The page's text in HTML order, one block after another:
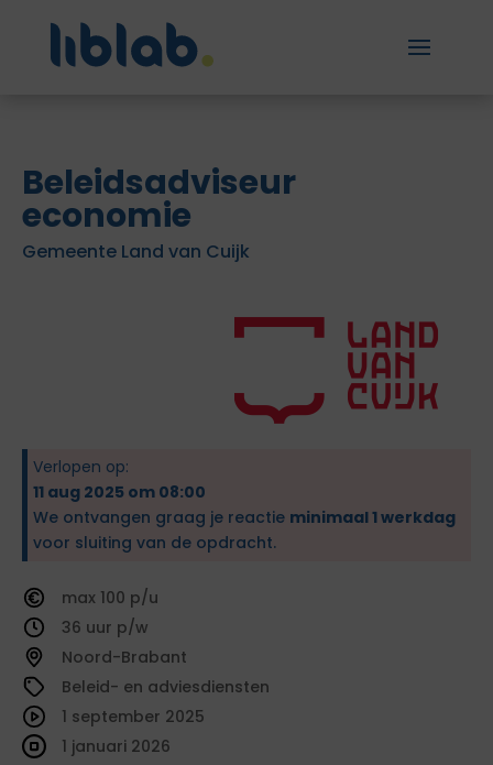
Beleidsadviseur
economie
Gemeente Land van Cuijk
Verlopen op:
11 aug 2025 om 08:00
We ontvangen graag je reactie minimaal 1 werkdag
voor sluiting van de opdracht.
100
36
Noord-Brabant
Beleid- en adviesdiensten
1 september 2025
1 januari 2026